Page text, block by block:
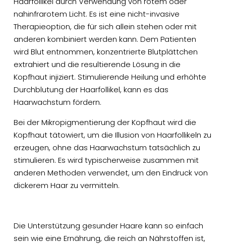
nahinfrarotem Licht. Es ist eine nicht-invasive
Therapieoption, die für sich allein stehen oder mit
anderen kombiniert werden kann. Dem Patienten
wird Blut entnommen, konzentrierte Blutplättchen
extrahiert und die resultierende Lösung in die
Kopfhaut injiziert. Stimulierende Heilung und erhöhte
Durchblutung der Haarfollikel, kann es das
Haarwachstum fördern.
Bei der Mikropigmentierung der Kopfhaut wird die
Kopfhaut tätowiert, um die Illusion von Haarfollikeln zu
erzeugen, ohne das Haarwachstum tatsächlich zu
stimulieren. Es wird typischerweise zusammen mit
anderen Methoden verwendet, um den Eindruck von
dickerem Haar zu vermitteln.
Die Unterstützung gesunder Haare kann so einfach
sein wie eine Ernährung, die reich an Nährstoffen ist,